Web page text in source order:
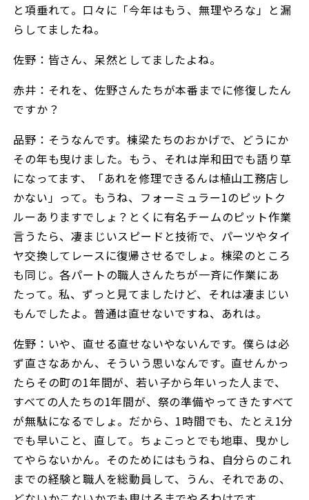
と項垂れて。口々に「今年はもう、無理やろな」と漏
らしてましたね。
佐野：皆さん、呆然としてましたよね。
赤井：それを、佐野さんたちが本番までに修復したん
ですか？
品野：そうなんです。棟梁たちのおかげで、どうにか
その年も曳けました。もう、それは岸和田でも語り草
になってます、「あれを修理できるんは植山工務店し
かない」って。もうね、フォーミュラー1のピットク
ルーありますでしょ？とくに有名チームのピット作業
言うたら、凄まじいスピードと技術で、パーツやタイ
ヤ交換してレースに復帰させるでしょ。棟梁のところ
も同じ。各パートの職人さんたちが一斉に作業にあ
たって。私、ずっと見てましたけど、それは凄まじい
もんでしたよ。普通は直せないですね、あれは。
佐野：いや、直せる直せないやないんです。僕らは必
ず直さなあかん、そういう思いなんです。直せんかっ
たらその町の1年間が、若い子から年いった人まで、
すべての人たちの1年間が、祭の準備やってきたすべて
が無駄になるでしょ。だから、1時間でも、たとえ1分
でも早いこと、直して。ちょこっとでも地車、曳かし
てやらないかん。そのためにはもうね、自分らのこれ
までの経験と職人を総動員して、うん、それであの、